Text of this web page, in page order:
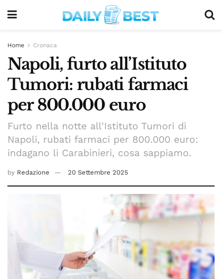
Home Cronaca
Napoli, furto all’Istituto
Tumori: rubati farmaci
per 800.000 euro
Furto nella notte all'Istituto Tumori di
Napoli, rubati farmaci per 800.000 euro:
indagano li Carabinieri, cosa sappiamo.
by Redazione 20 Settembre 2025